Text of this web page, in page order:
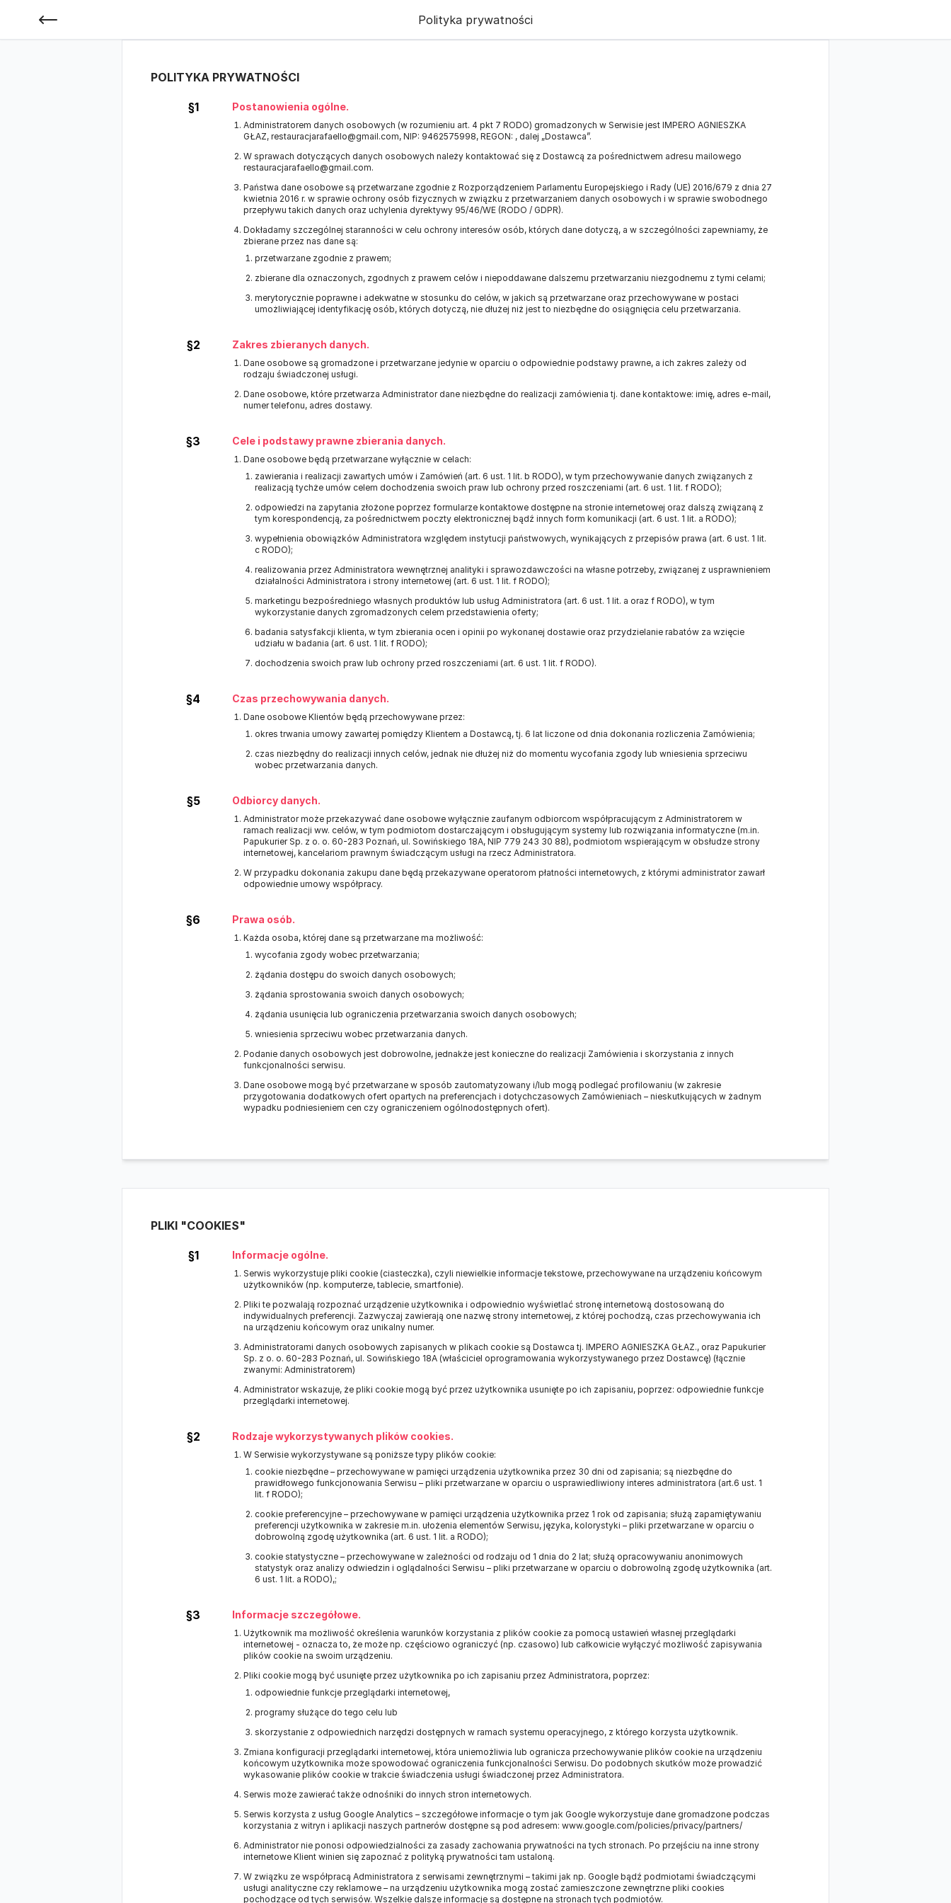
Polityka prywatności
POLITYKA PRYWATNOŚCI
§1 Postanowienia ogólne.
Administratorem danych osobowych (w rozumieniu art. 4 pkt 7 RODO) gromadzonych w Serwisie jest IMPERO AGNIESZKA
GŁAZ, restauracjarafaello@gmail.com, NIP: 9462575998, REGON: , dalej „Dostawca”.
W sprawach dotyczących danych osobowych należy kontaktować się z Dostawcą za pośrednictwem adresu mailowego
restauracjarafaello@gmail.com.
Państwa dane osobowe są przetwarzane zgodnie z Rozporządzeniem Parlamentu Europejskiego i Rady (UE) 2016/679 z dnia 27
kwietnia 2016 r. w sprawie ochrony osób fizycznych w związku z przetwarzaniem danych osobowych i w sprawie swobodnego
przepływu takich danych oraz uchylenia dyrektywy 95/46/WE (RODO / GDPR).
Dokładamy szczególnej staranności w celu ochrony interesów osób, których dane dotyczą, a w szczególności zapewniamy, że
zbierane przez nas dane są:
przetwarzane zgodnie z prawem;
zbierane dla oznaczonych, zgodnych z prawem celów i niepoddawane dalszemu przetwarzaniu niezgodnemu z tymi celami;
merytorycznie poprawne i adekwatne w stosunku do celów, w jakich są przetwarzane oraz przechowywane w postaci
umożliwiającej identyfikację osób, których dotyczą, nie dłużej niż jest to niezbędne do osiągnięcia celu przetwarzania.
§2 Zakres zbieranych danych.
Dane osobowe są gromadzone i przetwarzane jedynie w oparciu o odpowiednie podstawy prawne, a ich zakres zależy od
rodzaju świadczonej usługi.
Dane osobowe, które przetwarza Administrator dane niezbędne do realizacji zamówienia tj. dane kontaktowe: imię, adres e-mail,
numer telefonu, adres dostawy.
§3 Cele i podstawy prawne zbierania danych.
Dane osobowe będą przetwarzane wyłącznie w celach:
zawierania i realizacji zawartych umów i Zamówień (art. 6 ust. 1 lit. b RODO), w tym przechowywanie danych związanych z
realizacją tychże umów celem dochodzenia swoich praw lub ochrony przed roszczeniami (art. 6 ust. 1 lit. f RODO);
odpowiedzi na zapytania złożone poprzez formularze kontaktowe dostępne na stronie internetowej oraz dalszą związaną z
tym korespondencją, za pośrednictwem poczty elektronicznej bądź innych form komunikacji (art. 6 ust. 1 lit. a RODO);
wypełnienia obowiązków Administratora względem instytucji państwowych, wynikających z przepisów prawa (art. 6 ust. 1 lit.
c RODO);
realizowania przez Administratora wewnętrznej analityki i sprawozdawczości na własne potrzeby, związanej z usprawnieniem
działalności Administratora i strony internetowej (art. 6 ust. 1 lit. f RODO);
marketingu bezpośredniego własnych produktów lub usług Administratora (art. 6 ust. 1 lit. a oraz f RODO), w tym
wykorzystanie danych zgromadzonych celem przedstawienia oferty;
badania satysfakcji klienta, w tym zbierania ocen i opinii po wykonanej dostawie oraz przydzielanie rabatów za wzięcie
udziału w badania (art. 6 ust. 1 lit. f RODO);
dochodzenia swoich praw lub ochrony przed roszczeniami (art. 6 ust. 1 lit. f RODO).
§4 Czas przechowywania danych.
Dane osobowe Klientów będą przechowywane przez:
okres trwania umowy zawartej pomiędzy Klientem a Dostawcą, tj. 6 lat liczone od dnia dokonania rozliczenia Zamówienia;
czas niezbędny do realizacji innych celów, jednak nie dłużej niż do momentu wycofania zgody lub wniesienia sprzeciwu
wobec przetwarzania danych.
§5 Odbiorcy danych.
Administrator może przekazywać dane osobowe wyłącznie zaufanym odbiorcom współpracującym z Administratorem w
ramach realizacji ww. celów, w tym podmiotom dostarczającym i obsługującym systemy lub rozwiązania informatyczne (m.in.
Papukurier Sp. z o. o. 60-283 Poznań, ul. Sowińskiego 18A, NIP 779 243 30 88), podmiotom wspierającym w obsłudze strony
internetowej, kancelariom prawnym świadczącym usługi na rzecz Administratora.
W przypadku dokonania zakupu dane będą przekazywane operatorom płatności internetowych, z którymi administrator zawarł
odpowiednie umowy współpracy.
§6 Prawa osób.
Każda osoba, której dane są przetwarzane ma możliwość:
wycofania zgody wobec przetwarzania;
żądania dostępu do swoich danych osobowych;
żądania sprostowania swoich danych osobowych;
żądania usunięcia lub ograniczenia przetwarzania swoich danych osobowych;
wniesienia sprzeciwu wobec przetwarzania danych.
Podanie danych osobowych jest dobrowolne, jednakże jest konieczne do realizacji Zamówienia i skorzystania z innych
funkcjonalności serwisu.
Dane osobowe mogą być przetwarzane w sposób zautomatyzowany i/lub mogą podlegać profilowaniu (w zakresie
przygotowania dodatkowych ofert opartych na preferencjach i dotychczasowych Zamówieniach – nieskutkujących w żadnym
wypadku podniesieniem cen czy ograniczeniem ogólnodostępnych ofert).
PLIKI "COOKIES"
§1 Informacje ogólne.
Serwis wykorzystuje pliki cookie (ciasteczka), czyli niewielkie informacje tekstowe, przechowywane na urządzeniu końcowym
użytkowników (np. komputerze, tablecie, smartfonie).
Pliki te pozwalają rozpoznać urządzenie użytkownika i odpowiednio wyświetlać stronę internetową dostosowaną do
indywidualnych preferencji. Zazwyczaj zawierają one nazwę strony internetowej, z której pochodzą, czas przechowywania ich
na urządzeniu końcowym oraz unikalny numer.
Administratorami danych osobowych zapisanych w plikach cookie są Dostawca tj. IMPERO AGNIESZKA GŁAZ., oraz Papukurier
Sp. z o. o. 60-283 Poznań, ul. Sowińskiego 18A (właściciel oprogramowania wykorzystywanego przez Dostawcę) (łącznie
zwanymi: Administratorem)
Administrator wskazuje, że pliki cookie mogą być przez użytkownika usunięte po ich zapisaniu, poprzez: odpowiednie funkcje
przeglądarki internetowej.
§2 Rodzaje wykorzystywanych plików cookies.
W Serwisie wykorzystywane są poniższe typy plików cookie:
cookie niezbędne – przechowywane w pamięci urządzenia użytkownika przez 30 dni od zapisania; są niezbędne do
prawidłowego funkcjonowania Serwisu – pliki przetwarzane w oparciu o usprawiedliwiony interes administratora (art.6 ust. 1
lit. f RODO);
cookie preferencyjne – przechowywane w pamięci urządzenia użytkownika przez 1 rok od zapisania; służą zapamiętywaniu
preferencji użytkownika w zakresie m.in. ułożenia elementów Serwisu, języka, kolorystyki – pliki przetwarzane w oparciu o
dobrowolną zgodę użytkownika (art. 6 ust. 1 lit. a RODO);
cookie statystyczne – przechowywane w zależności od rodzaju od 1 dnia do 2 lat; służą opracowywaniu anonimowych
statystyk oraz analizy odwiedzin i oglądalności Serwisu – pliki przetwarzane w oparciu o dobrowolną zgodę użytkownika (art.
6 ust. 1 lit. a RODO),;
§3 Informacje szczegółowe.
Użytkownik ma możliwość określenia warunków korzystania z plików cookie za pomocą ustawień własnej przeglądarki
internetowej - oznacza to, że może np. częściowo ograniczyć (np. czasowo) lub całkowicie wyłączyć możliwość zapisywania
plików cookie na swoim urządzeniu.
Pliki cookie mogą być usunięte przez użytkownika po ich zapisaniu przez Administratora, poprzez:
odpowiednie funkcje przeglądarki internetowej,
programy służące do tego celu lub
skorzystanie z odpowiednich narzędzi dostępnych w ramach systemu operacyjnego, z którego korzysta użytkownik.
Zmiana konfiguracji przeglądarki internetowej, która uniemożliwia lub ogranicza przechowywanie plików cookie na urządzeniu
końcowym użytkownika może spowodować ograniczenia funkcjonalności Serwisu. Do podobnych skutków może prowadzić
wykasowanie plików cookie w trakcie świadczenia usługi świadczonej przez Administratora.
Serwis może zawierać także odnośniki do innych stron internetowych.
Serwis korzysta z usług Google Analytics – szczegółowe informacje o tym jak Google wykorzystuje dane gromadzone podczas
korzystania z witryn i aplikacji naszych partnerów dostępne są pod adresem: www.google.com/policies/privacy/partners/
Administrator nie ponosi odpowiedzialności za zasady zachowania prywatności na tych stronach. Po przejściu na inne strony
internetowe Klient winien się zapoznać z polityką prywatności tam ustaloną.
W związku ze współpracą Administratora z serwisami zewnętrznymi – takimi jak np. Google bądź podmiotami świadczącymi
usługi analityczne czy reklamowe – na urządzeniu użytkownika mogą zostać zamieszczone zewnętrzne pliki cookies
pochodzące od tych serwisów. Wszelkie dalsze informacje są dostępne na stronach tych podmiotów.